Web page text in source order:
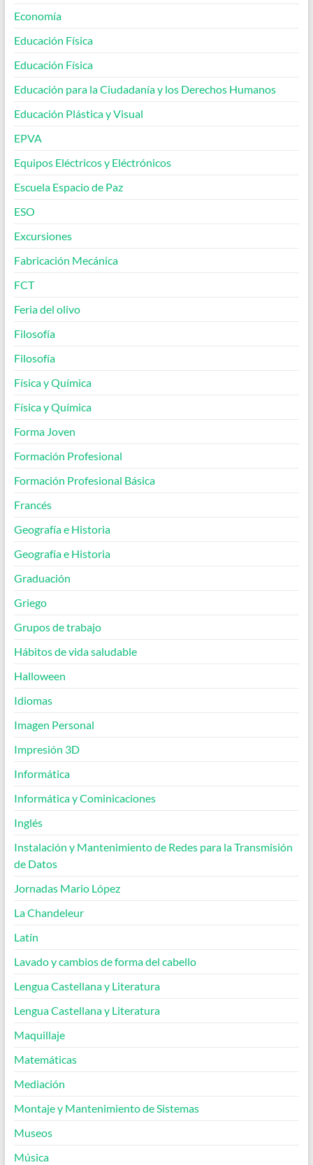
Economía
Educación Física
Educación Física
Educación para la Ciudadanía y los Derechos Humanos
Educación Plástica y Visual
EPVA
Equipos Eléctricos y Eléctrónicos
Escuela Espacio de Paz
ESO
Excursiones
Fabricación Mecánica
FCT
Feria del olivo
Filosofía
Filosofía
Física y Química
Física y Química
Forma Joven
Formación Profesional
Formación Profesional Básica
Francés
Geografía e Historia
Geografía e Historia
Graduación
Griego
Grupos de trabajo
Hábitos de vida saludable
Halloween
Idiomas
Imagen Personal
Impresión 3D
Informática
Informática y Cominicaciones
Inglés
Instalación y Mantenimiento de Redes para la Transmisión
de Datos
Jornadas Mario López
La Chandeleur
Latín
Lavado y cambios de forma del cabello
Lengua Castellana y Literatura
Lengua Castellana y Literatura
Maquillaje
Matemáticas
Mediación
Montaje y Mantenimiento de Sistemas
Museos
Música